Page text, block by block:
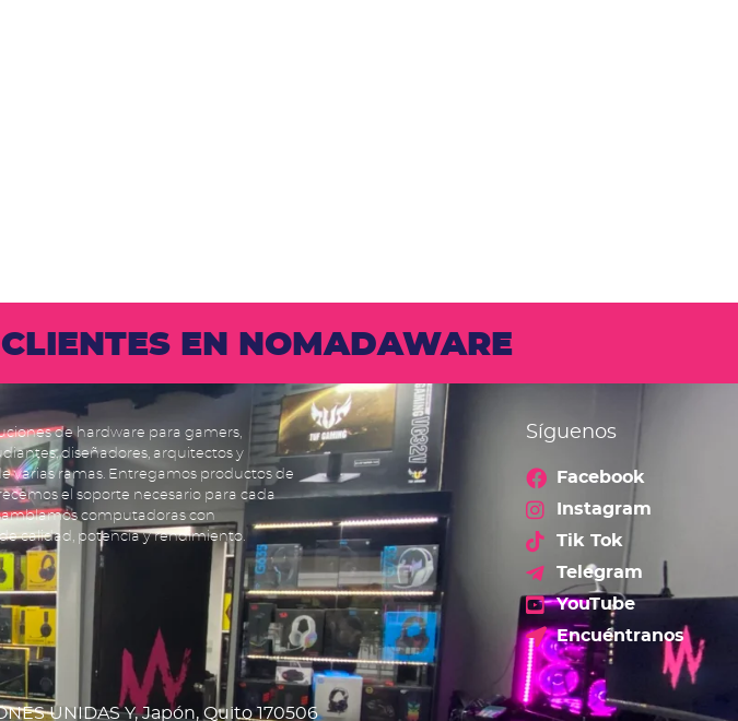
EN NOMADAWARE
de hardware para gamers,
diseñadores, arquitectos y
varias ramas. Entregamos productos de
el soporte necesario para cada
computadoras con
calidad, potencia y rendimiento.
Síguenos
Facebook
Instagram
Tik Tok
Telegram
YouTube
Encuéntranos
UNIDAS Y, Japón, Quito 170506